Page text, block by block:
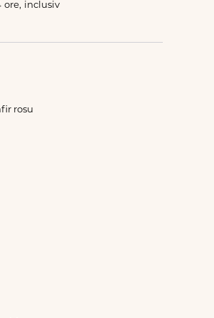
ore, inclusiv
rosu